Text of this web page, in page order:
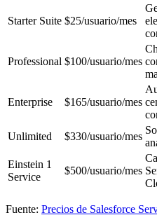
Starter Suite $25/usuario/mes
Professional $100/usuario/mes
Enterprise $165/usuario/mes
Unlimited
$330/usuario/mes
Einstein 1
Service
$500/usuario/mes
Fuente: Precios de Salesforce